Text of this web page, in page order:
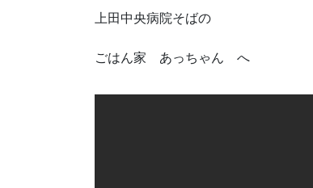
上田中央病院そばの
ごはん家 あっちゃん へ